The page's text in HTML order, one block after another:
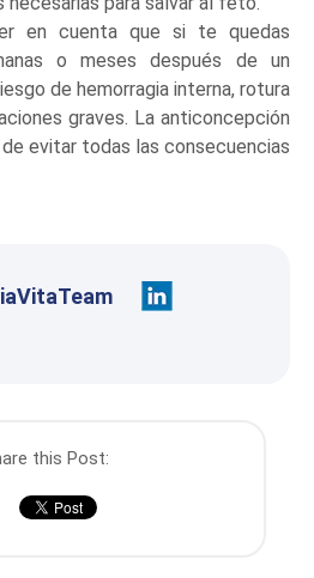
en cuenta que si te quedas
o meses después de un
de hemorragia interna, rotura
graves. La anticoncepción
evitar todas las consecuencias
this Post: